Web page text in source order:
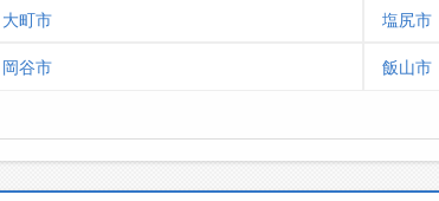
大町市 塩尻市
岡谷市 飯山市